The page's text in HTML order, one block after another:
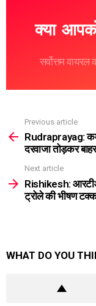
क्या
सर्वोत्तम
more
Previous article
Rudraprayag:
दरवाजा तोड़कर
Next article
Rishikesh:
ट्रोले की भीषण
WHAT DO YOU